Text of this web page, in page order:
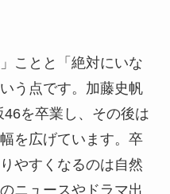
ことと「絶対にいな
う点です。加藤史帆
を卒業し、その後は
を広げています。卒
やすくなるのは自然
ニュースやドラマ出